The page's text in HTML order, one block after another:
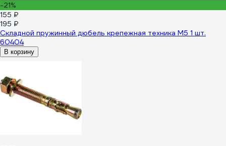
-21%
155 ₽
195 ₽
Складной пружинный дюбель крепежная техника М5 1 шт.
60404
В корзину